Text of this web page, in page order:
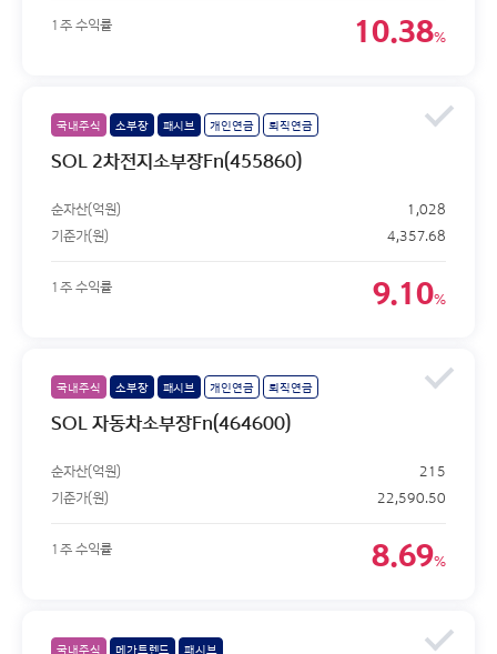
1주 수익률 10.38%
국내주식 소부장 패시브 개인연금 퇴직연금
SOL 2차전지소부장Fn(455860)
순자산(억원)
1,028
기준가(원)
4,357.68
1주 수익률 9.10%
국내주식 소부장 패시브 개인연금 퇴직연금
SOL 자동차소부장Fn(464600)
순자산(억원)
215
기준가(원)
22,590.50
1주 수익률 8.69%
국내주식 메가트렌드 패시브